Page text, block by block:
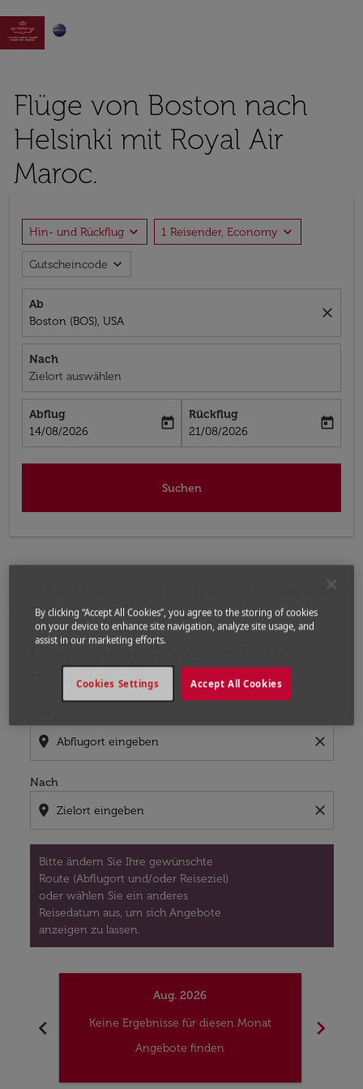

Flüge von Boston nach
Helsinki mit Royal Air
Maroc.
Hin- und Rückflug expand_more 1 Reisender, Economy expand_more
Gutscheincode expand_more
Ab
Boston (BOS), USA
close
Nach
Zielort auswählen
Abflug
fc-booking-departure-date-aria-label
14/08/2026
today
Rückflug
fc-booking-return-date-aria-label
21/08/2026
today
Suchen
Flüge Boston -
Helsinki
Die nächsten Flüge von Boston
nach Helsinki
location_on close
Nach
location_on close
Bitte ändern Sie Ihre gewünschte
Route (Abflugort und/oder Reiseziel)
oder wählen Sie ein anderes
Reisedatum aus, um sich Angebote
anzeigen zu lassen.
Bitte ändern Sie Ihre gewünschte Route (Abflugort
chevron_left
Aug. 2026
Keine Ergebnisse für diesen Monat
Angebote finden
chevron_right
By clicking “Accept All Cookies”, you agree to the storing of cookies
on your device to enhance site navigation, analyze site usage, and
assist in our marketing efforts.
Accept All Cookies
Cookies Settings